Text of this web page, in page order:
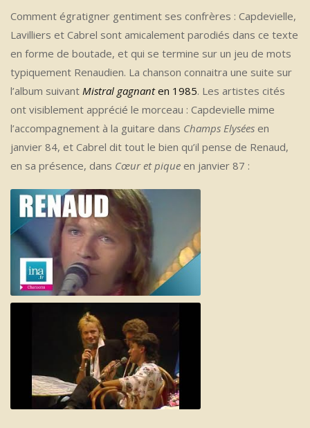
Comment égratigner gentiment ses confrères : Capdevielle,
Lavilliers et Cabrel sont amicalement parodiés dans ce texte
en forme de boutade, et qui se termine sur un jeu de mots
typiquement Renaudien. La chanson connaitra une suite sur
l’album suivant Mistral gagnanten 1985. Les artistes cités
ont visiblement apprécié le morceau : Capdevielle mime
l’accompagnement à la guitare dans Champs Elysées en
janvier 84, et Cabrel dit tout le bien qu’il pense de Renaud,
en sa présence, dans Cœur et pique en janvier 87 :
Capdevielle 84